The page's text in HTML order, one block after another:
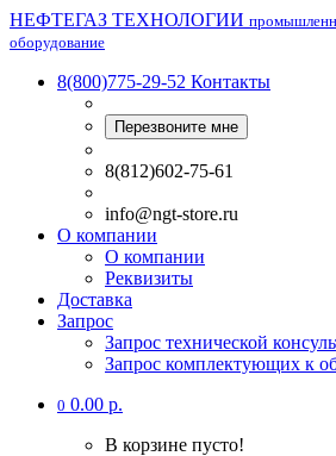
НЕФТЕГАЗ ТЕХНОЛОГИИ
оборудование
8(800)775-29-52 Контакты
Перезвоните мне
8(812)602-75-61
info@ngt-store.ru
О компании
О компании
Реквизиты
Доставка
Запрос
Запрос технической
Запрос комплектующих к
0 0.00 р.
В корзине пусто!